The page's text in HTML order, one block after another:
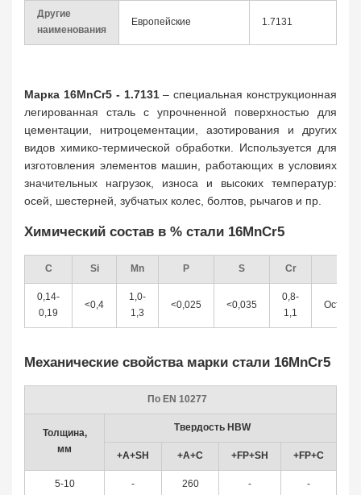
Другие
наименования
Европейские 1.7131
Марка 16MnCr5 - 1.7131– специальная конструкционная
легированная сталь с упрочненной поверхностью для
цементации, нитроцементации, азотирования и других
видов химико-термической обработки. Используется для
изготовления элементов машин, работающих в условиях
значительных нагрузок, износа и высоких температур:
осей, шестерней, зубчатых колес, болтов, рычагов и пр.
Химический состав в % стали 16MnCr5
С Si Mn P S Cr
0,14-
0,19
<0,4
1,0-
1,3
<0,025 <0,035
0,8-
1,1
Механические свойства марки стали 16MnCr5
По EN 10277
Толщина,
мм
Твердость HBW
+A+SH +A+C +FP+SH +FP+C
5-10 - 260 - -